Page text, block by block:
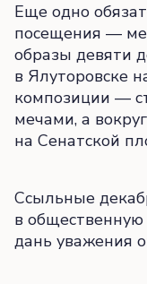
Еще одно
посещения —
образы девяти
в Ялуторовске
композиции —
мечами, а
на Сенатской
Ссыльные
в
дань уважения